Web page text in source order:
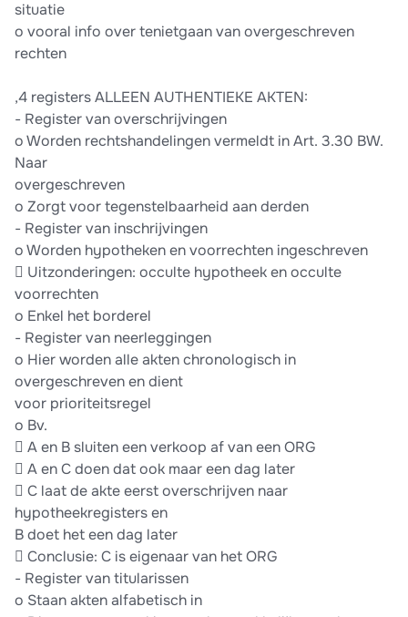
situatie
o vooral info over tenietgaan van overgeschreven
rechten
,4 registers ALLEEN AUTHENTIEKE AKTEN:
- Register van overschrijvingen
o Worden rechtshandelingen vermeldt in Art. 3.30 BW.
Naar
overgeschreven
o Zorgt voor tegenstelbaarheid aan derden
- Register van inschrijvingen
o Worden hypotheken en voorrechten ingeschreven
 Uitzonderingen: occulte hypotheek en occulte
voorrechten
o Enkel het borderel
- Register van neerleggingen
o Hier worden alle akten chronologisch in
overgeschreven en dient
voor prioriteitsregel
o Bv.
 A en B sluiten een verkoop af van een ORG
 A en C doen dat ook maar een dag later
 C laat de akte eerst overschrijven naar
hypotheekregisters en
B doet het een dag later
 Conclusie: C is eigenaar van het ORG
- Register van titularissen
o Staan akten alfabetisch in